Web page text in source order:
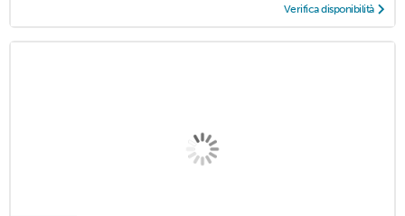
Verifica disponibilità